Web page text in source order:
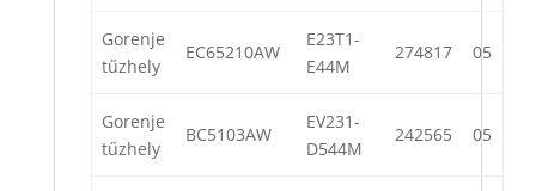
Gorenje
tűzhely
EC65210AW
E23T1-
E44M
274817 05
Gorenje
tűzhely
BC5103AW
EV231-
D544M
242565 05